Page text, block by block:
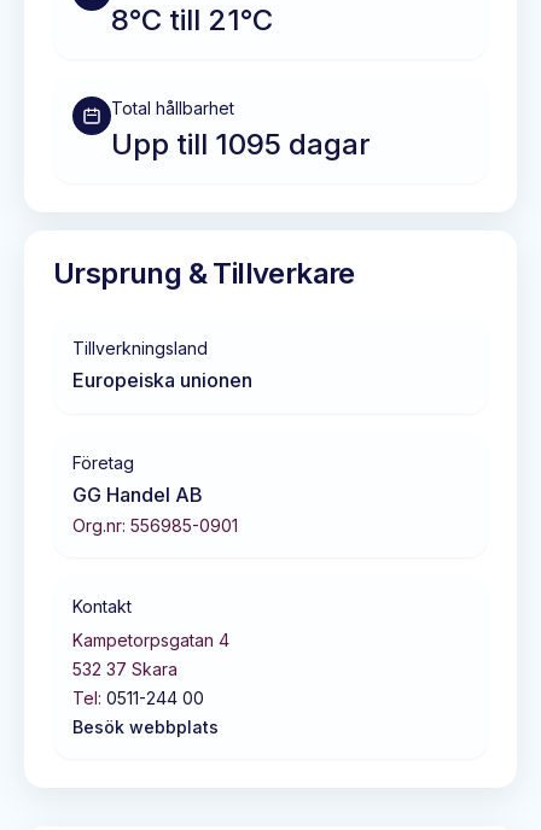
8°C till 21°C
Total hållbarhet
Upp till 1095 dagar
Ursprung & Tillverkare
Tillverkningsland
Europeiska unionen
Företag
GG Handel AB
Org.nr: 556985-0901
Kontakt
Kampetorpsgatan 4
532 37 Skara
Tel: 0511-244 00
Besök webbplats